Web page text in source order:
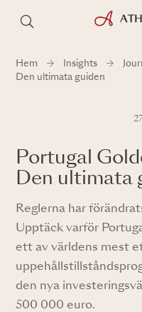
Hem Insights
Den ultimata guiden
Portugal
Den ultimata
Reglerna har
Upptäck varför
ett av världens mest
den nya
500 000 euro.